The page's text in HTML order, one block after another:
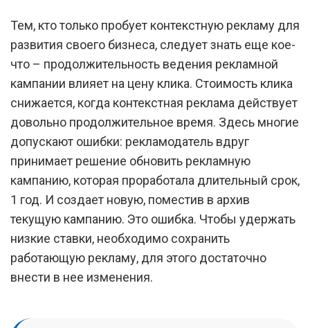
Тем, кто только пробует контекстную рекламу для
развития своего бизнеса, следует знать еще кое-
что – продолжительность ведения рекламной
кампании влияет на цену клика. Стоимость клика
снижается, когда контекстная реклама действует
довольно продолжительное время. Здесь многие
допускают ошибки: рекламодатель вдруг
принимает решение обновить рекламную
кампанию, которая проработала длительный срок,
1 год. И создает новую, поместив в архив
текущую кампанию. Это ошибка. Чтобы удержать
низкие ставки, необходимо сохранить
работающую рекламу, для этого достаточно
внести в нее изменения.